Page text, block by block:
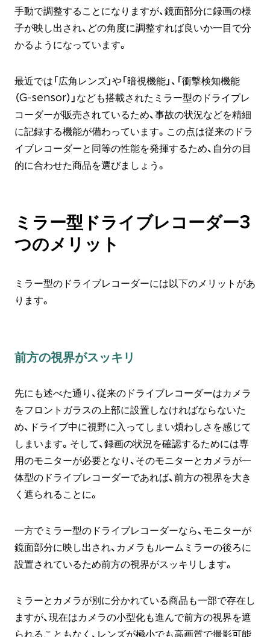
手動で調整することになりますが、鏡面部分に録画の様
子が映し出され、どの角度に調整すれば良いか一目で分
かるようになっています。
最近では「広角レンズ」や「暗視機能」、「衝撃検知機能
（G-sensor）」なども搭載されたミラー型のドライブレ
コーダーが販売されているため、事故の状況などを精細
に記録する機能が備わっています。この点は従来のドラ
イブレコーダーと同等の性能を発揮するため、自分の目
的に合わせた商品を選びましょう。
ミラー型ドライブレコーダー3
つのメリット
ミラー型のドライブレコーダーには以下のメリットがあ
ります。
前方の視界がスッキリ
先にも述べた通り、従来のドライブレコーダーはカメラ
をフロントガラスの上部に設置しなければならないた
め、ドライブ中に視野に入ってしまい煩わしさを感じて
しまいます。そして、録画の状況を確認するためには専
用のモニターが必要となり、そのモニターとカメラが一
体型のドライブレコーダーであれば、前方の視界を大き
く遮られることに。
一方でミラー型のドライブレコーダーなら、モニターが
鏡面部分に映し出され、カメラもルームミラーの後ろに
設置されているため前方の視界がスッキリします。
ミラーとカメラが別に分かれている商品も一部で存在し
ますが、現在はカメラの小型化も進んで前方の視界を遮
られることもなく、レンズが極小でも高画質で撮影可能